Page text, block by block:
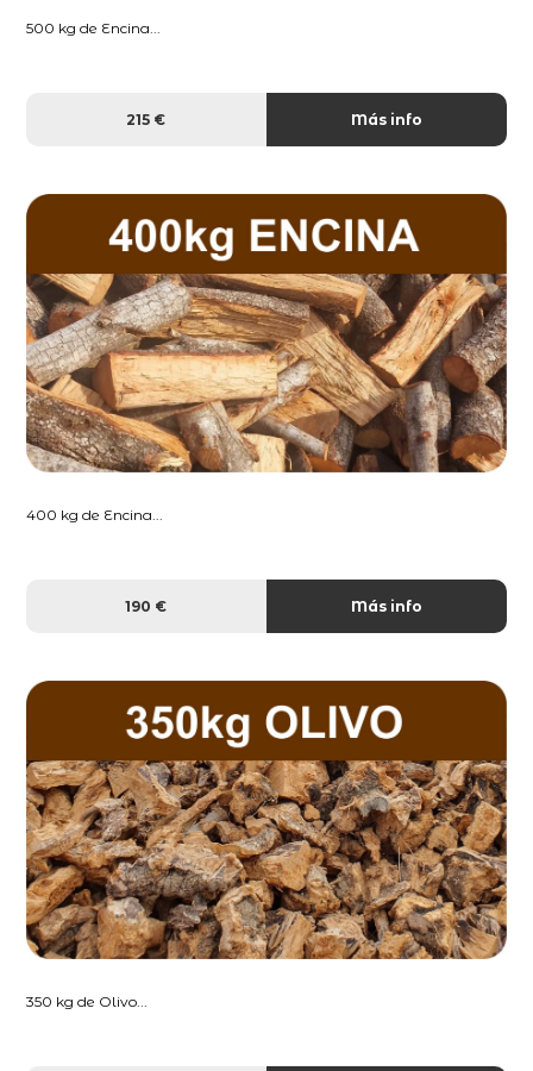
500 kg de Encina...
215 € Más info
400 kg de Encina...
190 € Más info
350 kg de Olivo...